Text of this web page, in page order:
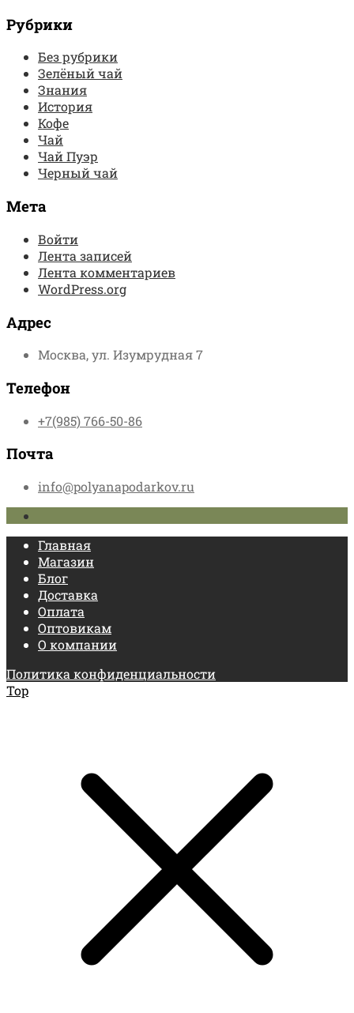
Рубрики
Без рубрики
Зелёный чай
Знания
История
Кофе
Чай
Чай Пуэр
Черный чай
Мета
Войти
Лента записей
Лента комментариев
WordPress.org
Адрес
Москва, ул. Изумрудная 7
Телефон
+7(985) 766-50-86
Почта
info@polyanapodarkov.ru
Главная
Магазин
Блог
Доставка
Оплата
Оптовикам
О компании
Политика конфиденциальности
Top